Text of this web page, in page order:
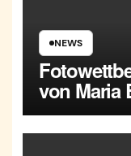
NEWS
von Maria